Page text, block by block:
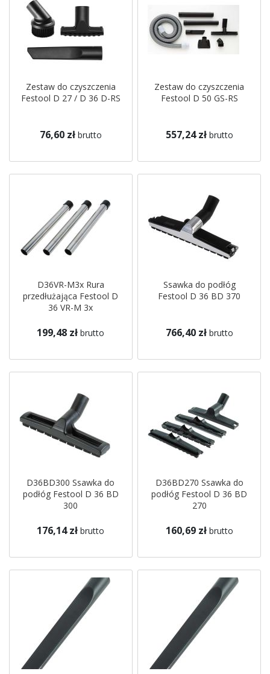
Zestaw do czyszczenia
Festool D 27 / D 36 D-RS
76,60 zł brutto
Zestaw do czyszczenia
Festool D 50 GS-RS
557,24 zł brutto
D36VR-M3x Rura
przedłużająca Festool D
36 VR-M 3x
199,48 zł brutto
Ssawka do podłóg
Festool D 36 BD 370
766,40 zł brutto
D36BD300 Ssawka do
podłóg Festool D 36 BD
300
176,14 zł brutto
D36BD270 Ssawka do
podłóg Festool D 36 BD
270
160,69 zł brutto